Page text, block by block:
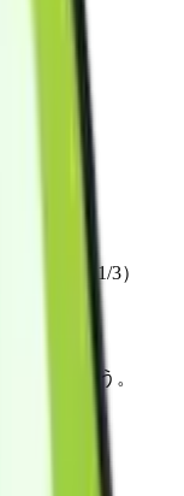
12/30～1/3）
ーにて行う。